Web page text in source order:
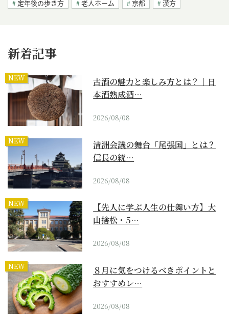
定年後の歩き方 老人ホーム 京都 漢方
新着記事
NEW
古酒の魅力と楽しみ方とは？｜日
本酒熟成酒…
2026/08/08
NEW
清洲会議の舞台「尾張国」とは？
信長の統…
2026/08/08
NEW
【先人に学ぶ人生の仕舞い方】大
山捨松・5…
2026/08/08
NEW
８月に気をつけるべきポイントと
おすすめレ…
2026/08/08